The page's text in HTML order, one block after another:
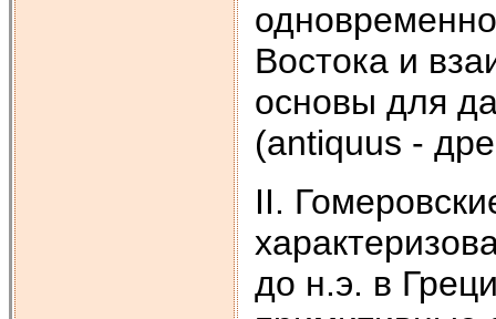
Востока и
основы для
(antiquus -
II.
до н.э. в